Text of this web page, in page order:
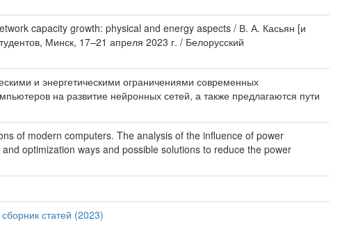
capacity growth: physical and energy aspects / В. А. Касьян [и
Минск, 17–21 апреля 2023 г. / Белорусский
и энергетическими ограничениями современных
на развитие нейронных сетей, а также предлагаются пути
of modern computers. The analysis of the influence of power
optimization ways and possible solutions to reduce the power
статей (2023)